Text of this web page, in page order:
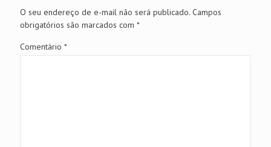
O seu endereço de e-mail não será publicado. Campos
obrigatórios são marcados com *
Comentário *